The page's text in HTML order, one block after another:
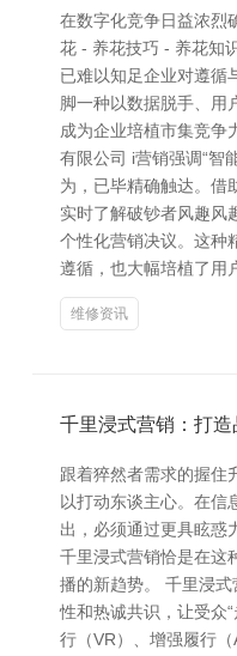
在数字化竞争日益浓烈
花 - 养花技巧 - 养花知
已难以知足企业对遵循
脚一种以数据脱手、用
成为企业培植市集竞争
有限公司 i营销强调“智
为，已毕精确触达。借
实时了解破钞者风趣风
个性化营销决议。这种
遵循，也大幅培植了用
维修资讯
千里浸式营销：打造
跟着猝然者需求的握住
以打动东谈主心。在信
出，必须通过更具眩惑
千里浸式营销恰是在这
播的新趋势。 千里浸
性和热诚共识，让受众
行（VR）、增强履行